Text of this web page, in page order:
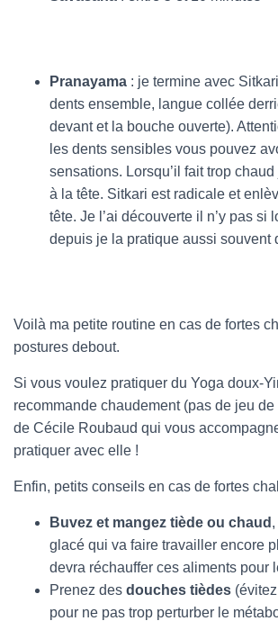
Pranayama : je termine avec
dents ensemble, langue collée
devant et la bouche ouverte).
les dents sensibles vous pouvez
sensations. Lorsqu’il fait trop chaud
à la tête. Sitkari est radicale et
tête. Je l’ai découverte il n’y pas si
depuis je la pratique aussi souvent
Voilà ma petite routine en cas de fortes
postures debout.
Si vous voulez pratiquer du Yoga doux-
recommande chaudement (pas de jeu de
de Cécile Roubaud qui vous
pratiquer avec elle !
Enfin, petits conseils en cas de fortes
Buvez et mangez tiède ou chaud
glacé qui va faire travailler encore
devra réchauffer ces aliments pour
Prenez des douches tièdes
pour ne pas trop perturber le